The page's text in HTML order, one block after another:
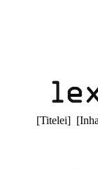
[Titelei] [